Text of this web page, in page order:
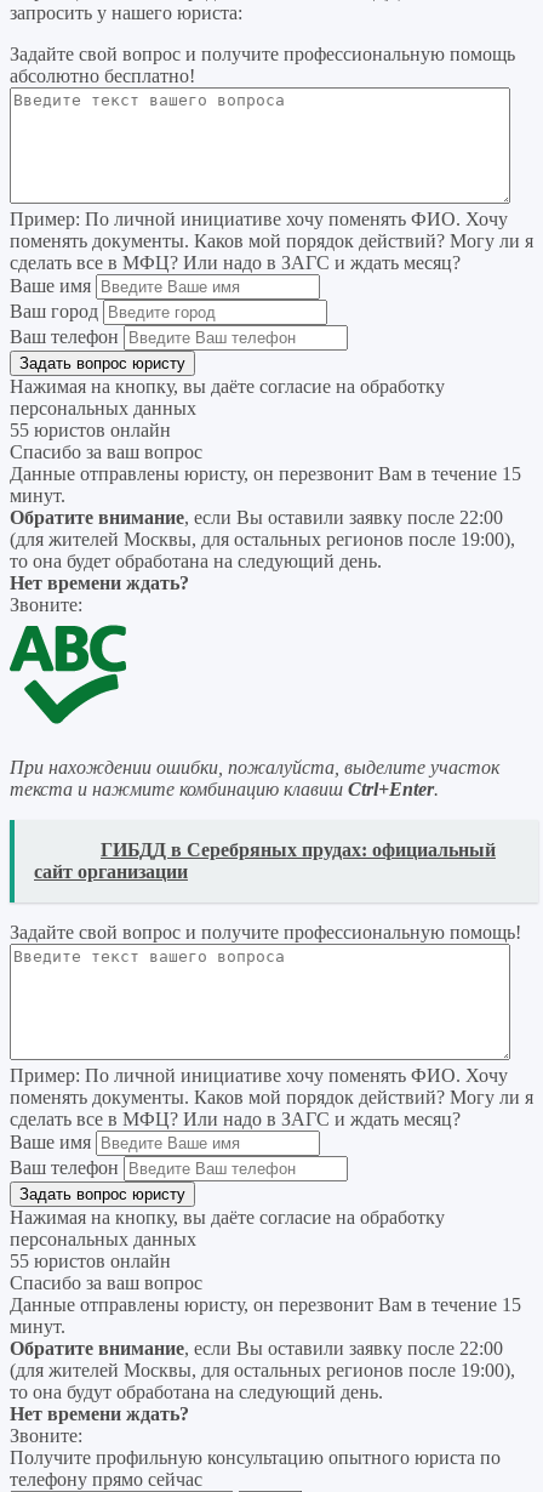
запросить у нашего юриста:
Задайте свой вопрос и получите профессиональную помощь
абсолютно бесплатно!
Пример: По личной инициативе хочу поменять ФИО. Хочу
поменять документы. Каков мой порядок действий? Могу ли я
сделать все в МФЦ? Или надо в ЗАГС и ждать месяц?
Ваше имя
Ваш город
Ваш телефон
Нажимая на кнопку, вы даёте согласие на обработку
персональных данных
55 юристов онлайн
Спасибо за ваш вопрос
Данные отправлены юристу, он перезвонит Вам в течение 15
минут.
Обратите внимание, если Вы оставили заявку после 22:00
(для жителей Москвы, для остальных регионов после 19:00),
то она будет обработана на следующий день.
Нет времени ждать?
Звоните:
При нахождении ошибки, пожалуйста, выделите участок
текста и нажмите комбинацию клавиш Ctrl+Enter.
ГИБДД в Серебряных прудах: официальный
сайт организации
Задайте свой вопрос и получите профессиональную помощь!
Пример: По личной инициативе хочу поменять ФИО. Хочу
поменять документы. Каков мой порядок действий? Могу ли я
сделать все в МФЦ? Или надо в ЗАГС и ждать месяц?
Ваше имя
Ваш телефон
Нажимая на кнопку, вы даёте согласие на обработку
персональных данных
55 юристов онлайн
Спасибо за ваш вопрос
Данные отправлены юристу, он перезвонит Вам в течение 15
минут.
Обратите внимание, если Вы оставили заявку после 22:00
(для жителей Москвы, для остальных регионов после 19:00),
то она будут обработана на следующий день.
Нет времени ждать?
Звоните:
Получите профильную консультацию опытного юриста по
телефону прямо сейчас